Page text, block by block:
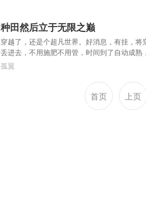
种田然后立于无限之巅
穿越了，还是个超凡世界。好消息，有挂，
丢进去，不用施肥不用管，时间到了自动成
历练空间选中了？
孤翼
首页 上页